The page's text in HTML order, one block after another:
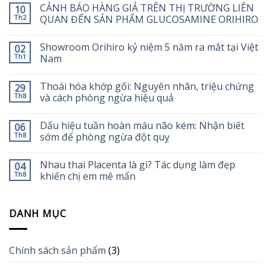
10
Th2
CẢNH BÁO HÀNG GIẢ TRÊN THỊ TRƯỜNG LIÊN
QUAN ĐẾN SẢN PHẨM GLUCOSAMINE ORIHIRO
02
Th1
Showroom Orihiro kỷ niệm 5 năm ra mắt tại Việt
Nam
29
Th8
Thoái hóa khớp gối: Nguyên nhân, triệu chứng
và cách phòng ngừa hiệu quả
06
Th8
Dấu hiệu tuần hoàn máu não kém: Nhận biết
sớm để phòng ngừa đột quỵ
04
Th8
Nhau thai Placenta là gì? Tác dụng làm đẹp
khiến chị em mê mẩn
DANH MỤC
Chính sách sản phẩm (3)